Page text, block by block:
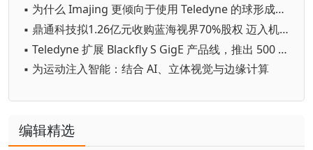
▪ 为什么 Imajing 更倾向于使用 Teledyne 的球形成像相机进行 360 ° 移动测绘
▪ 鼎通科技拟1.26亿元收购蓝海视界70%股权 迈入机器视觉行业
▪ Teledyne 扩展 Blackfly S GigE 产品线，推出 500 万像素卷帘快门相机
▪ 为运动注入智能：结合 AI、立体视觉与边缘计算
编辑精选